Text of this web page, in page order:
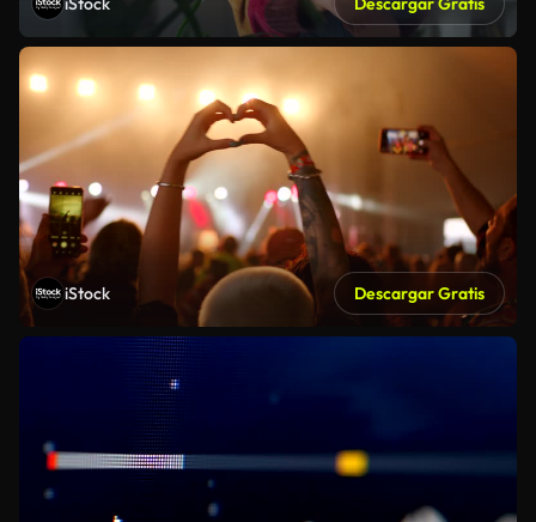
iStock Descargar Gratis